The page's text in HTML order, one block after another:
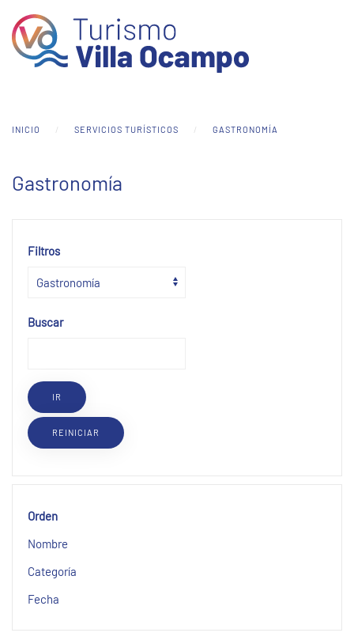
Skip to main content
INICIO SERVICIOS TURÍSTICOS GASTRONOMÍA
Gastronomía
Filtros
Buscar
Orden
Nombre
Categoría
Fecha